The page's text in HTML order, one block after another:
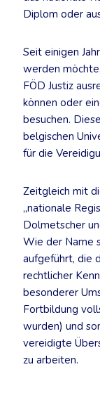
Diplom oder
Seit einigen
werden
FÖD Justiz
können oder
besuchen.
belgischen
für die
Zeitgleich mit
„nationale
Dolmetscher
Wie der Name
aufgeführt, die
rechtlicher
besonderer
Fortbildung
wurden) und
vereidigte
zu arbeiten.